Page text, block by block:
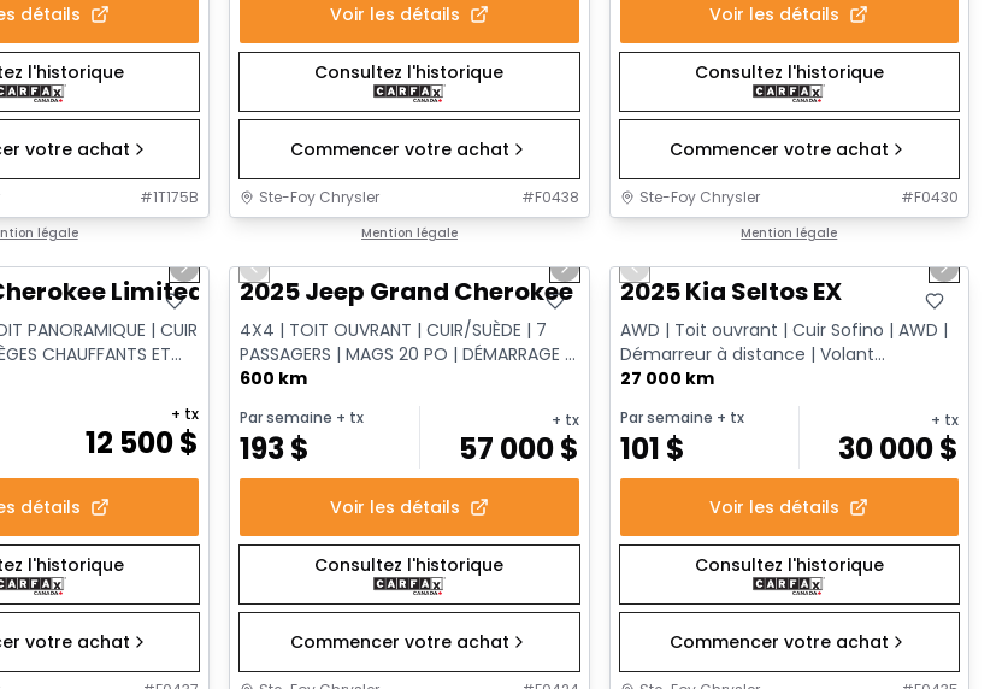
détails
l'historique
votre achat
#1T175B
légale
Voir les détails
Consultez l'historique
Commencer votre achat
Ste-Foy Chrysler #F0438
Mention légale
Voir les détails
Consultez l'historique
Commencer votre achat
Ste-Foy Chrysler #F0430
Mention légale
Next slide
Limited
PANORAMIQUE | CUIR
CHAUFFANTS ET
12 500$
+ tx
détails
l'historique
votre achat
Très bonne offre
Previous slide Next slide
2025 Jeep Grand Cherokee L Altitude
4X4 | TOIT OUVRANT | CUIR/SUÈDE | 7
PASSAGERS | MAGS 20 PO | DÉMARRAGE À
DISTANCE
600 km
Par semaine + tx
193$
+ tx
57 000$
Voir les détails
Consultez l'historique
Commencer votre achat
Très bonne offre
Previous slide Next
2025 Kia Seltos EX
AWD | Toit ouvrant | Cuir Sofino | AWD |
Démarreur à distance | Volant
chauffant
27 000 km
Par semaine + tx
101 $
+ tx
30 000$
Voir les détails
Consultez l'historique
Commencer votre achat